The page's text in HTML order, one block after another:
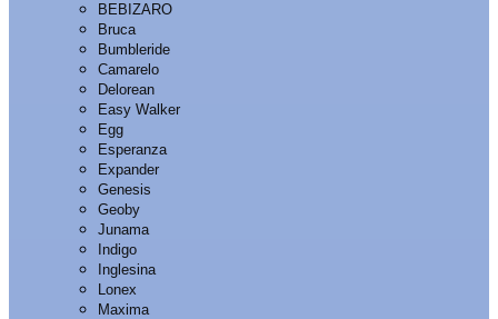
BEBIZARO
Bruca
Bumbleride
Camarelo
Delorean
Easy Walker
Egg
Esperanza
Expander
Genesis
Geoby
Junama
Indigo
Inglesina
Lonex
Maxima